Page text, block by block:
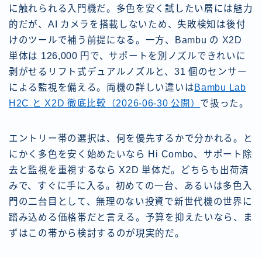
に触れられる入門機だ。多色を安く試したい層には魅力
的だが、AI カメラを搭載しないため、失敗検知は後付
けのツールで補う前提になる。一方、Bambu の X2D
単体は 126,000 円で、サポートを別ノズルできれいに
剥がせるリフト式デュアルノズルと、31 個のセンサー
による監視を備える。両機の詳しい違いはBambu Lab
H2C と X2D 徹底比較（2026-06-30 公開） で扱った。
エントリー帯の選択は、何を優先するかで分かれる。と
にかく多色を安く始めたいなら Hi Combo、サポート除
去と監視を重視するなら X2D 単体だ。どちらも出荷済
みで、すぐに手に入る。初めての一台、あるいは多色入
門の二台目として、無理のない投資で新世代機の世界に
踏み込める価格帯だと言える。予算を抑えたいなら、ま
ずはこの帯から検討するのが現実的だ。